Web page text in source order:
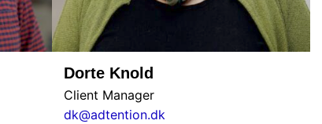
Dorte Knold
Client Manager
dk@adtention.dk